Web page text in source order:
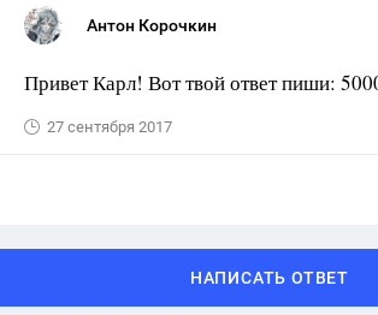
Антон Корочкин
Привет Карл! Вот твой ответ пиши:
27 сентября 2017
НАПИСАТЬ ОТВЕТ